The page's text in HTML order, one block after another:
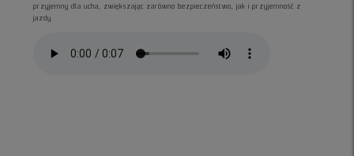
przyjemny dla ucha, zwiększając zarówno bezpieczeństwo, jak i przyjemność z
jazdy.